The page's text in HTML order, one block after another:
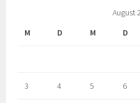
August
M
D M D
3 4 5 6